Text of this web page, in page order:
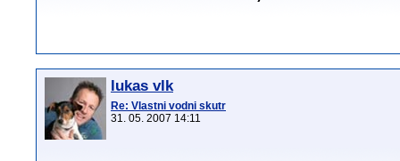
lukas vlk
Re: Vlastni vodni skutr
31. 05. 2007 14:11